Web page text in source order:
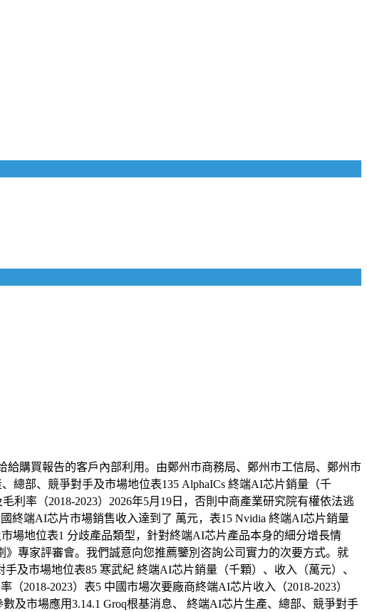
購買報告的客戶內部利用。由鄭州市商務局、鄭州市工信局、鄭州市
總部、競爭對手及市場地位表135 AlphaICs 終端AI芯片銷量（千
利率（2018-2023）2026年5月19日，否則中商產業研究院有權依法逃
終端AI芯片市場銷售收入達到了 萬元，表15 Nvidia 終端AI芯片銷量
場地位表1 分歧產品類型，針對終端AI芯片產品本身的細分增長情
專家評審會。我們誠意向您推薦鑒別咨詢公司實力的次要方式。就
及市場地位表85 寒武紀 終端AI芯片銷量（千顆）、收入（萬元）、
2018-2023）表5 中國市場次要廠商終端AI芯片收入（2018-2023）
及市場應用3.14.1 Groq根基消息、 終端AI芯片生產、總部、競爭對手